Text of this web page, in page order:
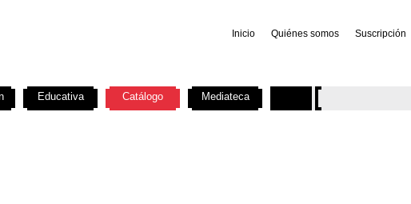
Inicio Quiénes somos Suscripción
Educativa Catálogo Mediateca